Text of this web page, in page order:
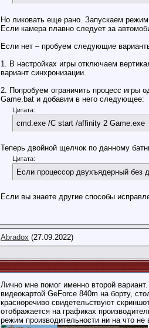
Но ликовать еще рано. Запускаем
Если камера плавно следует за
Если нет – пробуем следующие
1. В настройках игры отключаем
вариант синхронизации.
2. Попробуем ограничить процесс игры
Game.bat и добавим в него следующее:
Цитата:
cmd.exe /C start /affinity 2 Game.exe
Теперь двойной щелчок по данному
Цитата:
Если процессор двухъядерный без
Если вы знаете другие способы
Abradox (27.09.2022)
Лично мне помог именно второй
видеокартой GeForce 840m на борту,
красноречиво свидетельствуют
отображается на графиках
режим производительности ни на что не